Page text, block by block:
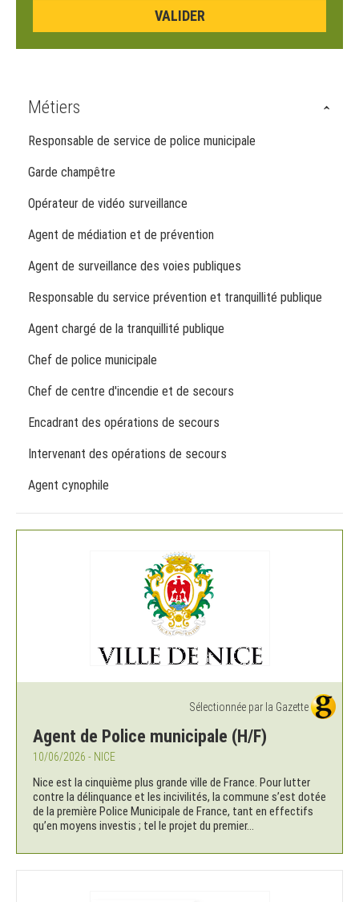
Métiers
Responsable de service de police municipale
Garde champêtre
Opérateur de vidéo surveillance
Agent de médiation et de prévention
Agent de surveillance des voies publiques
Responsable du service prévention et tranquillité publique
Agent chargé de la tranquillité publique
Chef de police municipale
Chef de centre d'incendie et de secours
Encadrant des opérations de secours
Intervenant des opérations de secours
Agent cynophile
Sélectionnée par la Gazette
Agent de Police municipale (H/F)
10/06/2026 - NICE
Nice est la cinquième plus grande ville de France. Pour lutter
contre la délinquance et les incivilités, la commune s’est dotée
de la première Police Municipale de France, tant en effectifs
qu’en moyens investis ; tel le projet du premier...